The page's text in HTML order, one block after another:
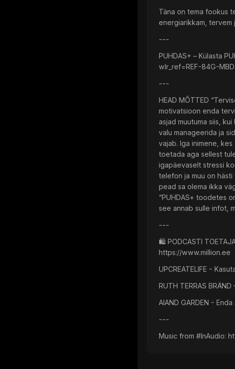
Täna on tema fookus
energiarikkam, tervem
---
PUHDAS+ – Külasta
wlr_ref=REF-84G-MBD
---
HEAD MÕTTED
motivatsioon enda
asjad muutuma siis,
valu manageerida ja
vajab. Iga inimene,
toetada aga sellest
igapäevaselt stressi
telefon ja muu on
pead sa olema ikka
“PUHDAS+ toodetes
see annab sulle infot,
---
🛍️ PODCASTI
https://www.million.ee
UPCREATELIFE -
RUTH TERRAS
AIAND GARDEN -
---
Music from #InAudio: